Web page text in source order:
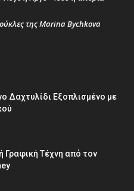
της Marina Bychkova
Δαχτυλίδι Εξοπλισμένο με
Γραφική Τέχνη από τον